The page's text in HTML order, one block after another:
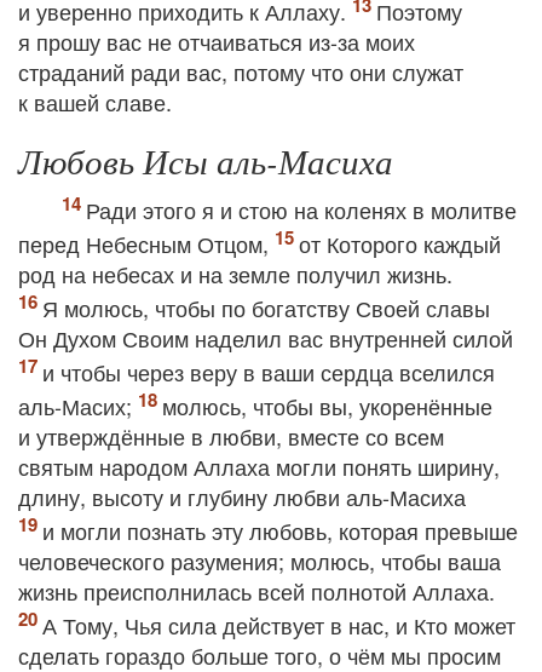
и уверенно приходить к Аллаху.
Поэтому
я прошу вас не отчаиваться из-за моих
страданий ради вас, потому что они служат
к вашей славе.
Любовь Исы аль-Масиха
Ради этого я и стою на коленях в молитве
перед Небесным Отцом,
от Которого каждый
род на небесах и на земле получил жизнь.
Я молюсь, чтобы по богатству Своей славы
Он Духом Своим наделил вас внутренней силой
и чтобы через веру в ваши сердца вселился
аль-Масих;
молюсь, чтобы вы, укоренённые
и утверждённые в любви, вместе со всем
святым народом Аллаха могли понять ширину,
длину, высоту и глубину любви аль-Масиха
и могли познать эту любовь, которая превыше
человеческого разумения; молюсь, чтобы ваша
жизнь преисполнилась всей полнотой Аллаха.
А Тому, Чья сила действует в нас, и Кто может
сделать гораздо больше того, о чём мы просим